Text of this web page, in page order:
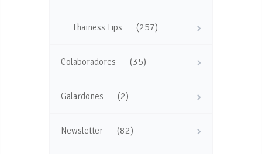
Thainess Tips (257)
Colaboradores (35)
Galardones (2)
Newsletter (82)